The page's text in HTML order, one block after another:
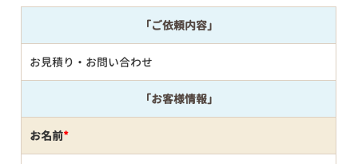
「ご依頼内容」
お見積り・お問い合わせ
「お客様情報」
お名前*